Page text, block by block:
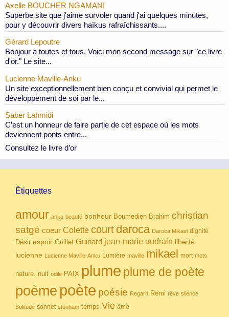
Axelle BOUCHER NGAMANI
Superbe site que j'aime survoler quand j'ai quelques minutes,
pour y découvrir divers haïkus rafraîchissants....
Gérard Lepoutre
Bonjour à toutes et tous, Voici mon second message sur "ce livre
d'or." Le site...
Lucienne Maville-Anku
Un site exceptionnellement bien conçu et convivial qui permet le
développement de soi par le...
Saber Lahmidi
C’est un honneur de faire partie de cet espace où les mots
deviennent ponts entre...
Consultez le livre d’or
Étiquettes
amour anku beauté bonheur Boumedien Brahim christian
satgé coeur Colette court daroca Daroca Mikael dignité
Désir espoir Guillet Guinard jean-marie audrain liberté
lucienne Lucienne Maville-Anku Lumière maville mikael mort mots
nature. nuit odile PAIX plume plume de poète
poème poète poésie Regard Rémi rêve silence
Solitude sonnet stonham temps Vie âme